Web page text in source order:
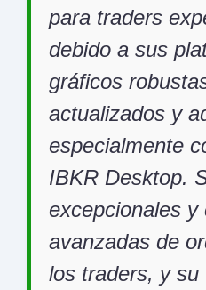
para traders
debido a sus
gráficos
actualizados y
especialmente
IBKR Desktop.
excepcionales
avanzadas de
los traders, y su